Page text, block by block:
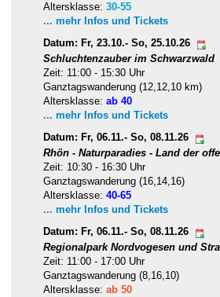
Altersklasse: 30-55
... mehr Infos und Tickets
Datum: Fr, 23.10.- So, 25.10.26
Schluchtenzauber im Schwarzwald
Zeit: 11:00 - 15:30 Uhr
Ganztagswanderung (12,12,10 km)
Altersklasse: ab 40
... mehr Infos und Tickets
Datum: Fr, 06.11.- So, 08.11.26
Rhön - Naturparadies - Land der
Zeit: 10:30 - 16:30 Uhr
Ganztagswanderung (16,14,16)
Altersklasse: 40-65
... mehr Infos und Tickets
Datum: Fr, 06.11.- So, 08.11.26
Regionalpark Nordvogesen und
Zeit: 11:00 - 17:00 Uhr
Ganztagswanderung (8,16,10)
Altersklasse: ab 50